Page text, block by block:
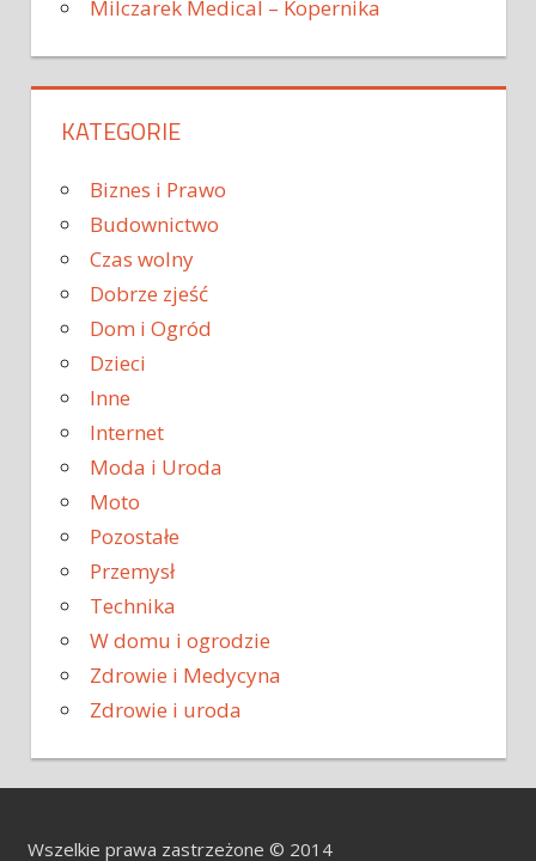
Milczarek Medical – Kopernika
KATEGORIE
Biznes i Prawo
Budownictwo
Czas wolny
Dobrze zjeść
Dom i Ogród
Dzieci
Inne
Internet
Moda i Uroda
Moto
Pozostałe
Przemysł
Technika
W domu i ogrodzie
Zdrowie i Medycyna
Zdrowie i uroda
Wszelkie prawa zastrzeżone © 2014